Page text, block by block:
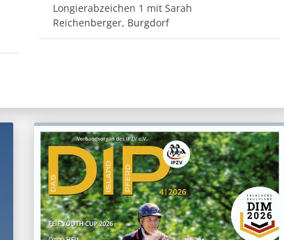
Longierabzeichen 1 mit Sarah
Reichenberger, Burgdorf